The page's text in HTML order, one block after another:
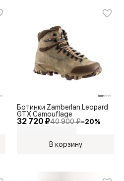
32 720 ₽40 900 ₽−20%
Ботинки Zamberlan Leopard
GTX Camouflage
В корзину